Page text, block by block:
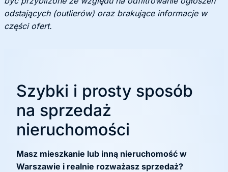
odstających (outlierów) oraz brakujące informacje w
części ofert.
Szybki i prosty sposób
na sprzedaż
nieruchomości
Masz mieszkanie lub inną nieruchomość w
Warszawie i realnie rozważasz sprzedaż?